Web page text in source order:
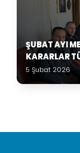
ŞUBAT AYI
KARARLAR
5 Şubat 2026